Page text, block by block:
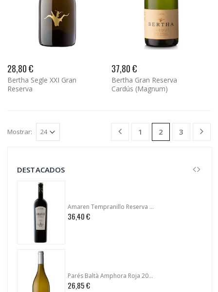
28,80 €
Bertha Segle XXI Gran
Reserva
37,80 €
Bertha Gran Reserva
Cardús (Magnum)
1 2 3
Mostrar:
DESTACADOS
Amaren Tempranillo Reserva 2009
36,40 €
Parés Baltà Amphora Roja 2023
26,85 €